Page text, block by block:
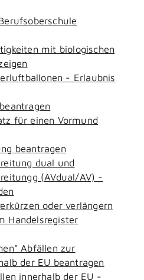
mit biologischen
- Erlaubnis
für einen Vormund
beantragen
dual und
(AVdual/AV) -
oder verlängern
Handelsregister
Abfällen zur
der EU beantragen
innerhalb der EU -